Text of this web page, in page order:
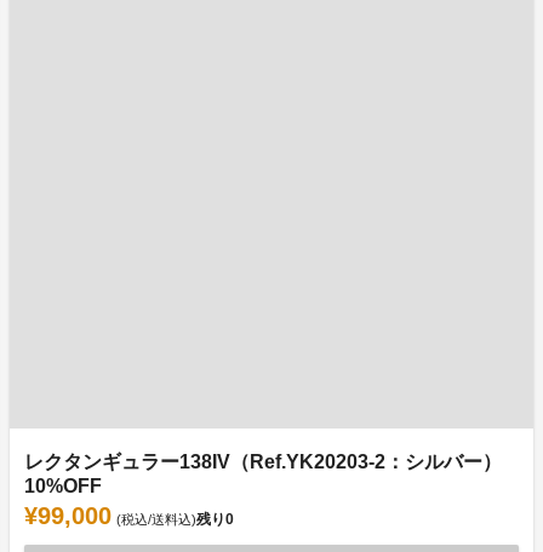
レクタンギュラー138IV（Ref.YK20203-2：シルバー）
10%OFF
¥99,000 (税込/送料込)残り0